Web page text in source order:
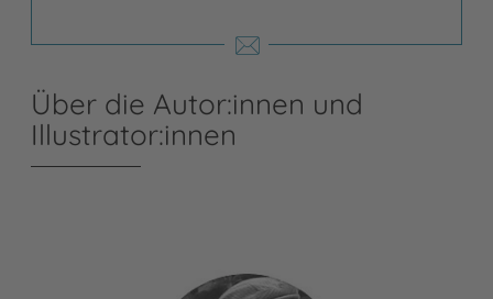
Über die Autor:innen und
Illustrator:innen